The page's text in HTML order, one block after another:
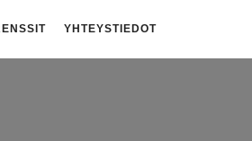
YHTEYSTIEDOT